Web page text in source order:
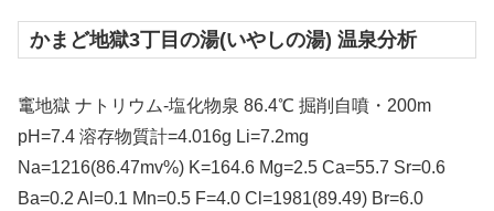
かまど地獄3丁目の湯(いやしの湯) 温泉分析
竃地獄 ナトリウム-塩化物泉 86.4℃ 掘削自噴・200m
pH=7.4 溶存物質計=4.016g Li=7.2mg
Na=1216(86.47mv%) K=164.6 Mg=2.5 Ca=55.7 Sr=0.6
Ba=0.2 Al=0.1 Mn=0.5 F=4.0 Cl=1981(89.49) Br=6.0